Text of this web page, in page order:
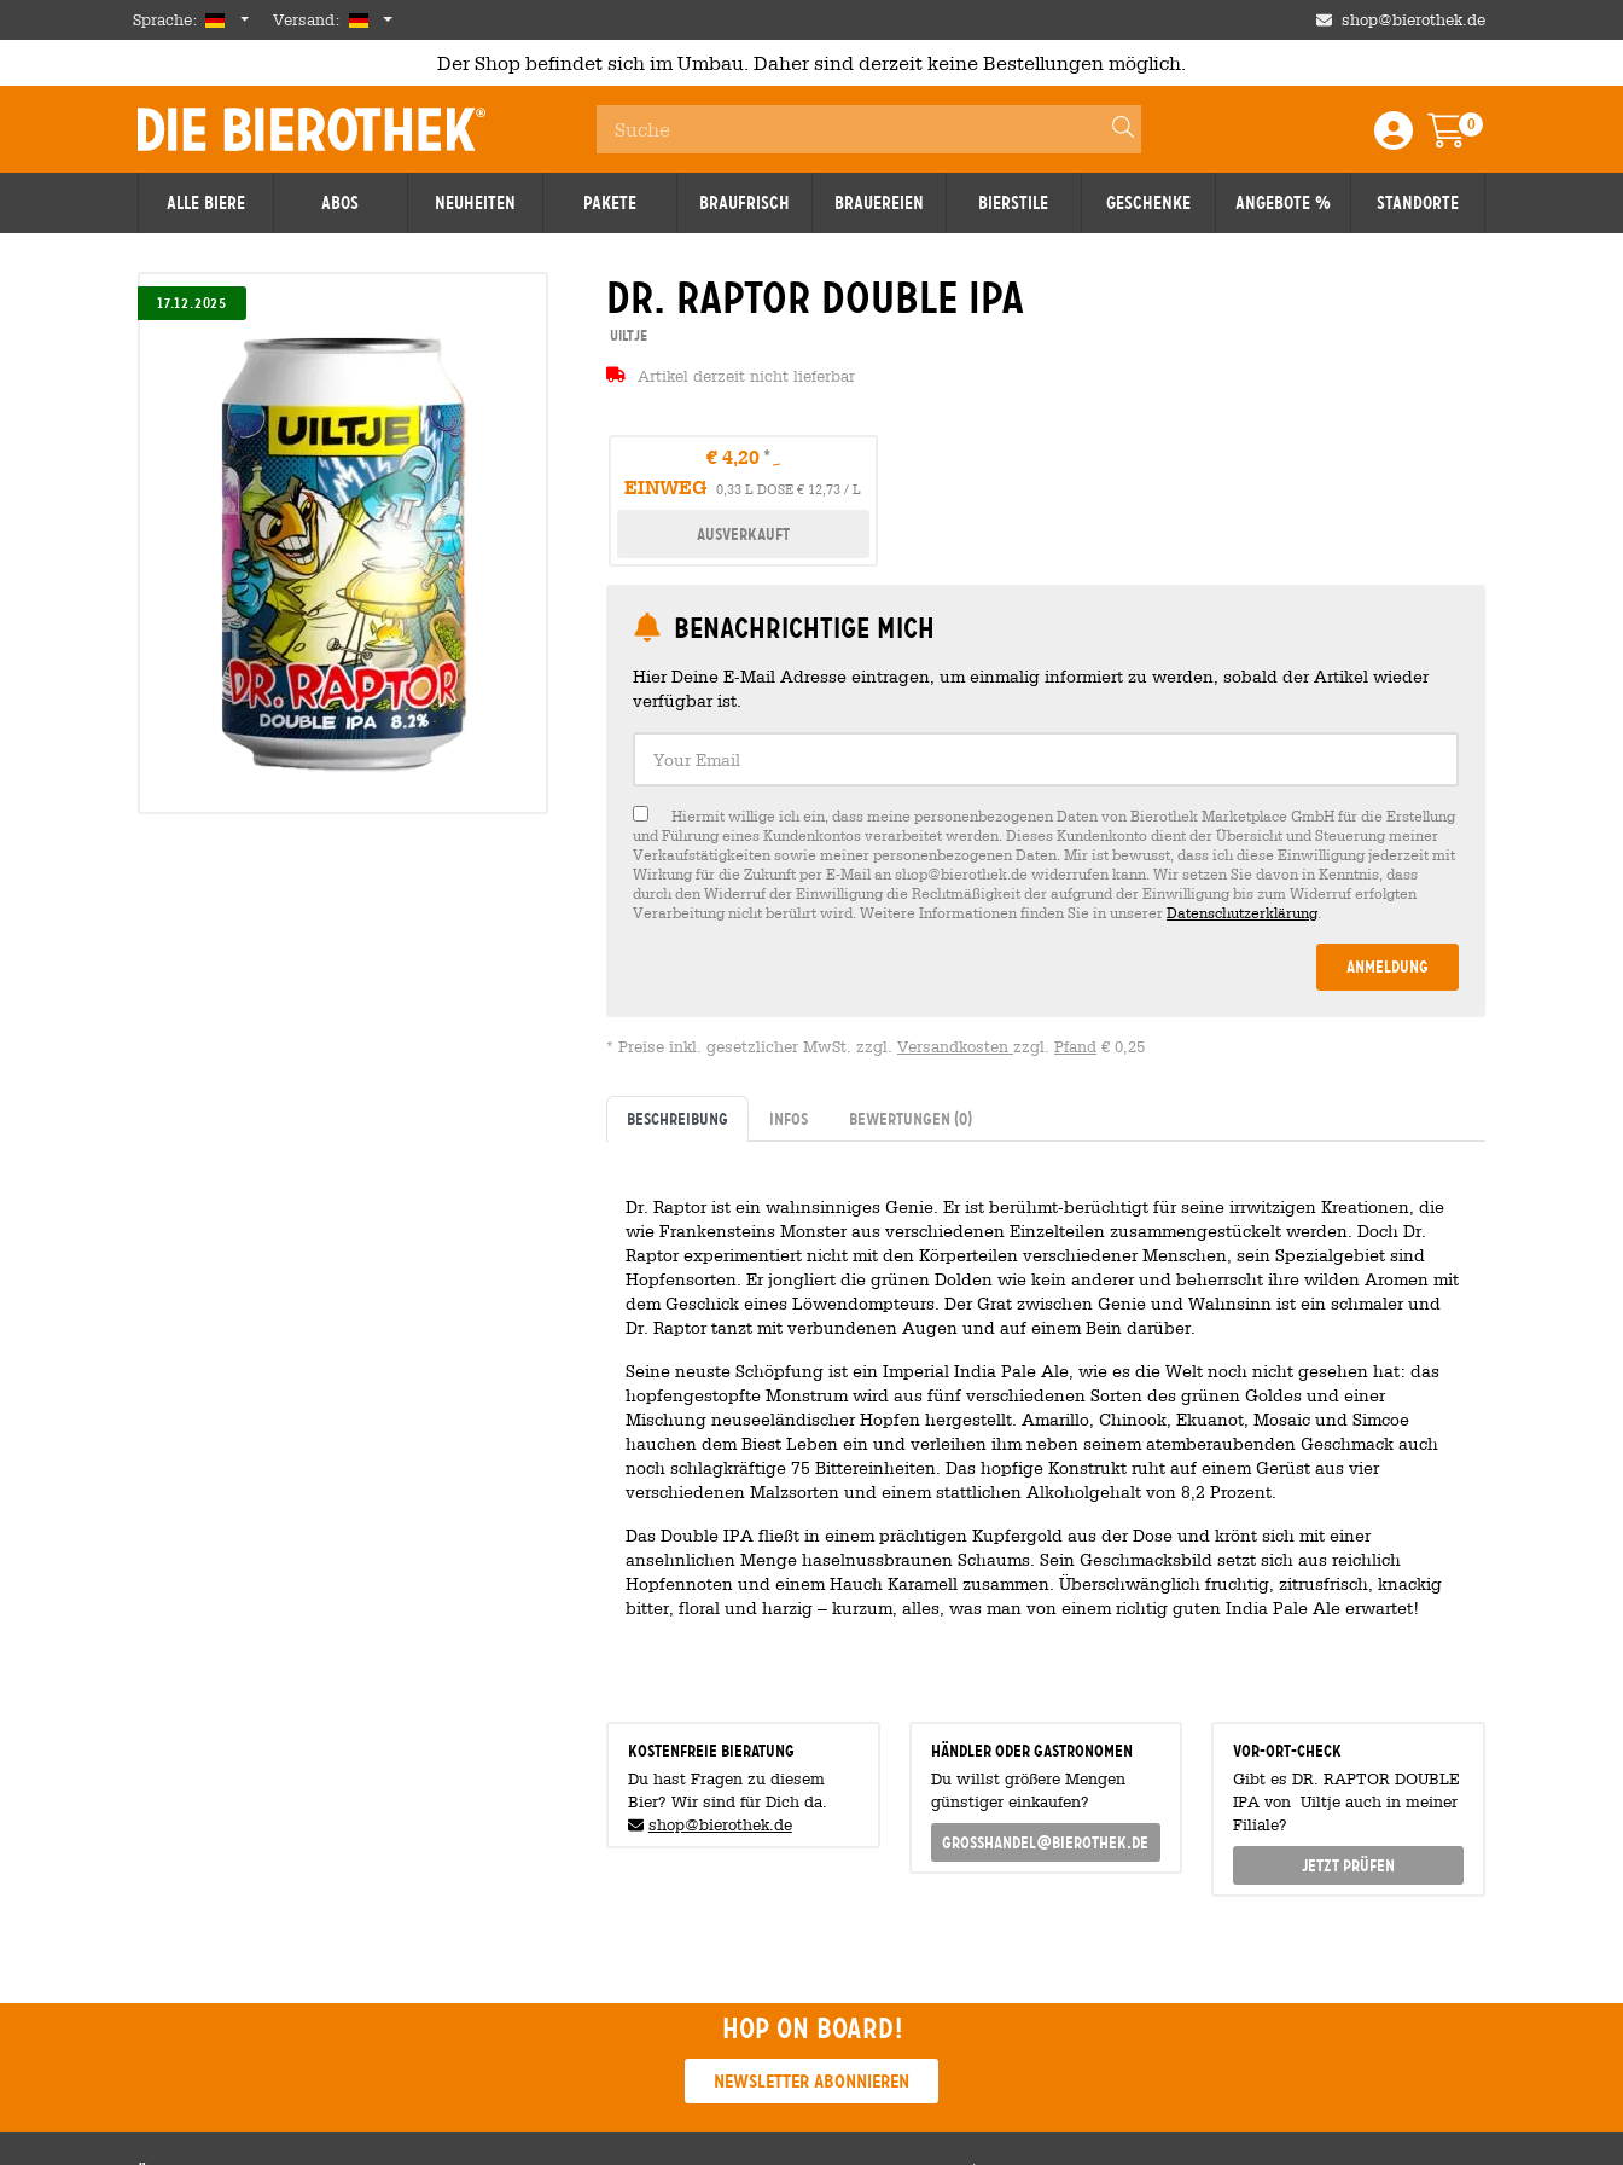
Skip to main contentSprache: GermanVersand: Deutschland shop@bierothek.de
Der Shop befindet sich im Umbau. Daher sind derzeit keine Bestellungen möglich.
Einloggen / Anmelden
Warenkorb
0
Alle Biere Abos Neuheiten Pakete Braufrisch Brauereien Bierstile Geschenke Angebote % Standorte
17.12.2025 17.12.2025
dr. raptor double ipa
Uiltje
Artikel derzeit nicht lieferbar
€ 4,20
EINWEG
0,33 L DOSE € 12,73 / L
Ausverkauft
Benachrichtige mich
Hier Deine E-Mail Adresse eintragen, um einmalig informiert zu werden, sobald der Artikel wieder
verfügbar ist.
Hiermit willige ich ein, dass meine personenbezogenen Daten von Bierothek Marketplace GmbH für die Erstellung
und Führung eines Kundenkontos verarbeitet werden. Dieses Kundenkonto dient der Übersicht und Steuerung meiner
Verkaufstätigkeiten sowie meiner personenbezogenen Daten. Mir ist bewusst, dass ich diese Einwilligung jederzeit mit
Wirkung für die Zukunft per E-Mail an shop@bierothek.de widerrufen kann. Wir setzen Sie davon in Kenntnis, dass
durch den Widerruf der Einwilligung die Rechtmäßigkeit der aufgrund der Einwilligung bis zum Widerruf erfolgten
Verarbeitung nicht berührt wird. Weitere Informationen finden Sie in unserer Datenschutzerklärung.
Anmeldung
* Preise inkl. gesetzlicher MwSt. zzgl. Versandkosten zzgl. Pfand € 0,25
Beschreibung Infos Bewertungen (0)
Dr. Raptor ist ein wahnsinniges Genie. Er ist berühmt-berüchtigt für seine irrwitzigen Kreationen, die
wie Frankensteins Monster aus verschiedenen Einzelteilen zusammengestückelt werden. Doch Dr.
Raptor experimentiert nicht mit den Körperteilen verschiedener Menschen, sein Spezialgebiet sind
Hopfensorten. Er jongliert die grünen Dolden wie kein anderer und beherrscht ihre wilden Aromen mit
dem Geschick eines Löwendompteurs. Der Grat zwischen Genie und Wahnsinn ist ein schmaler und
Dr. Raptor tanzt mit verbundenen Augen und auf einem Bein darüber.
Seine neuste Schöpfung ist ein Imperial India Pale Ale, wie es die Welt noch nicht gesehen hat: das
hopfengestopfte Monstrum wird aus fünf verschiedenen Sorten des grünen Goldes und einer
Mischung neuseeländischer Hopfen hergestellt. Amarillo, Chinook, Ekuanot, Mosaic und Simcoe
hauchen dem Biest Leben ein und verleihen ihm neben seinem atemberaubenden Geschmack auch
noch schlagkräftige 75 Bittereinheiten. Das hopfige Konstrukt ruht auf einem Gerüst aus vier
verschiedenen Malzsorten und einem stattlichen Alkoholgehalt von 8,2 Prozent.
Das Double IPA fließt in einem prächtigen Kupfergold aus der Dose und krönt sich mit einer
ansehnlichen Menge haselnussbraunen Schaums. Sein Geschmacksbild setzt sich aus reichlich
Hopfennoten und einem Hauch Karamell zusammen. Überschwänglich fruchtig, zitrusfrisch, knackig
bitter, floral und harzig – kurzum, alles, was man von einem richtig guten India Pale Ale erwartet!
KOSTENFREIE BIERATUNG
Du hast Fragen zu diesem
Bier? Wir sind für Dich da.
shop@bierothek.de
Händler oder Gastronomen
Du willst größere Mengen
günstiger einkaufen?
grosshandel@bierothek.de
Vor-Ort-Check
Gibt es DR. RAPTOR DOUBLE
IPA von Uiltje auch in meiner
Filiale?
Jetzt prüfen
Hop on board!
Newsletter abonnieren